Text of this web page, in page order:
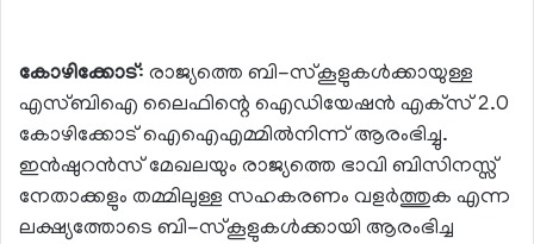
കോഴിക്കോട്: രാജ്യത്തെ ബി-സ്‌കൂളുകള്‍ക്കായുള്ള
എസ്ബിഐ ലൈഫിന്റെ ഐഡിയേഷന്‍ എക്‌സ് 2.0
കോഴിക്കോട് ഐഐഎമ്മില്‍നിന്ന് ആരംഭിച്ചു.
ഇന്‍ഷുറന്‍സ് മേഖലയും രാജ്യത്തെ ഭാവി ബിസിനസ്സ്
നേതാക്കളും തമ്മിലുള്ള സഹകരണം വളര്‍ത്തുക എന്ന
ലക്ഷ്യത്തോടെ ബി-സ്‌കൂളുകള്‍ക്കായി ആരംഭിച്ച